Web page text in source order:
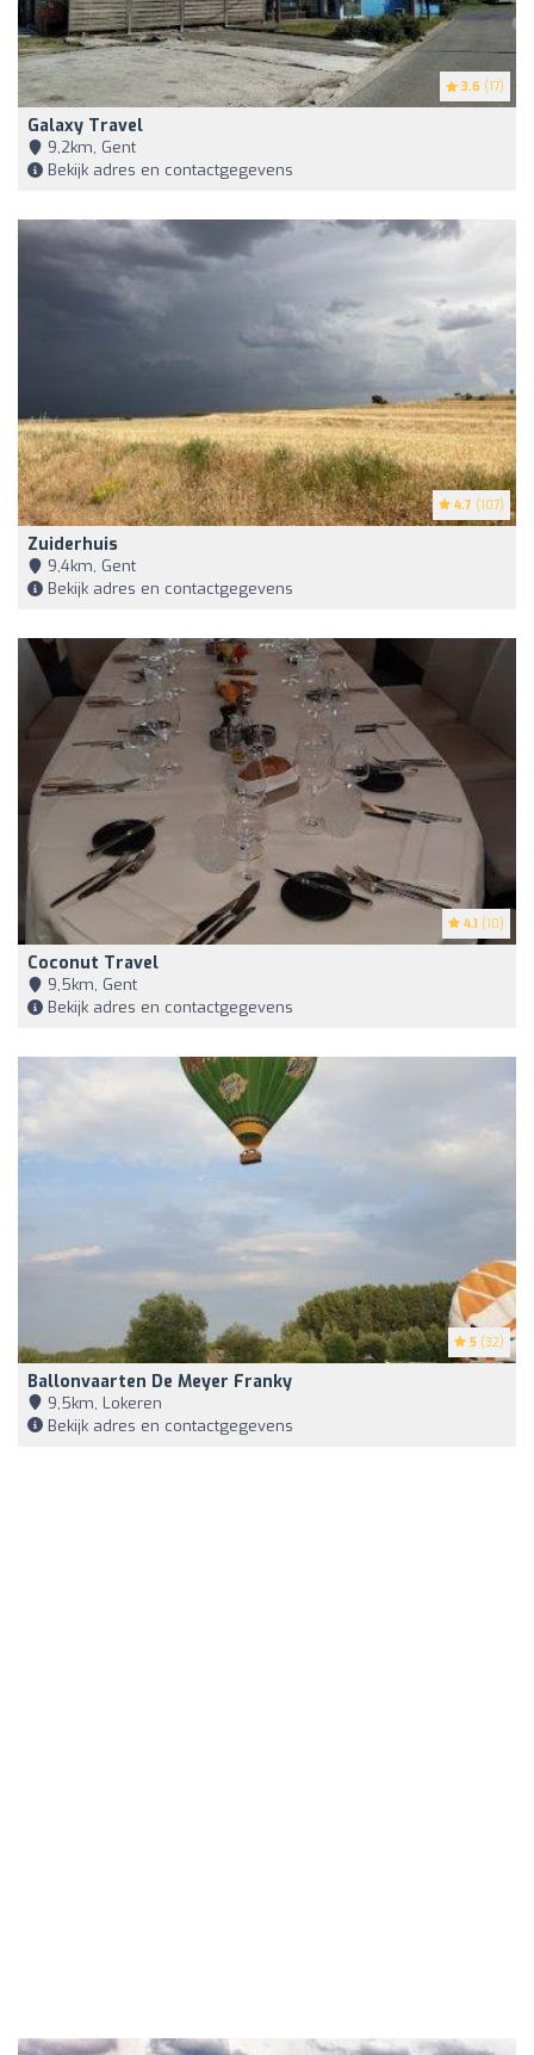
3.6 (17)
Galaxy Travel
9,2km, Gent
Bekijk adres en contactgegevens
4.7 (107)
Zuiderhuis
9,4km, Gent
Bekijk adres en contactgegevens
4.1 (10)
Coconut Travel
9,5km, Gent
Bekijk adres en contactgegevens
5 (32)
Ballonvaarten De Meyer Franky
9,5km, Lokeren
Bekijk adres en contactgegevens